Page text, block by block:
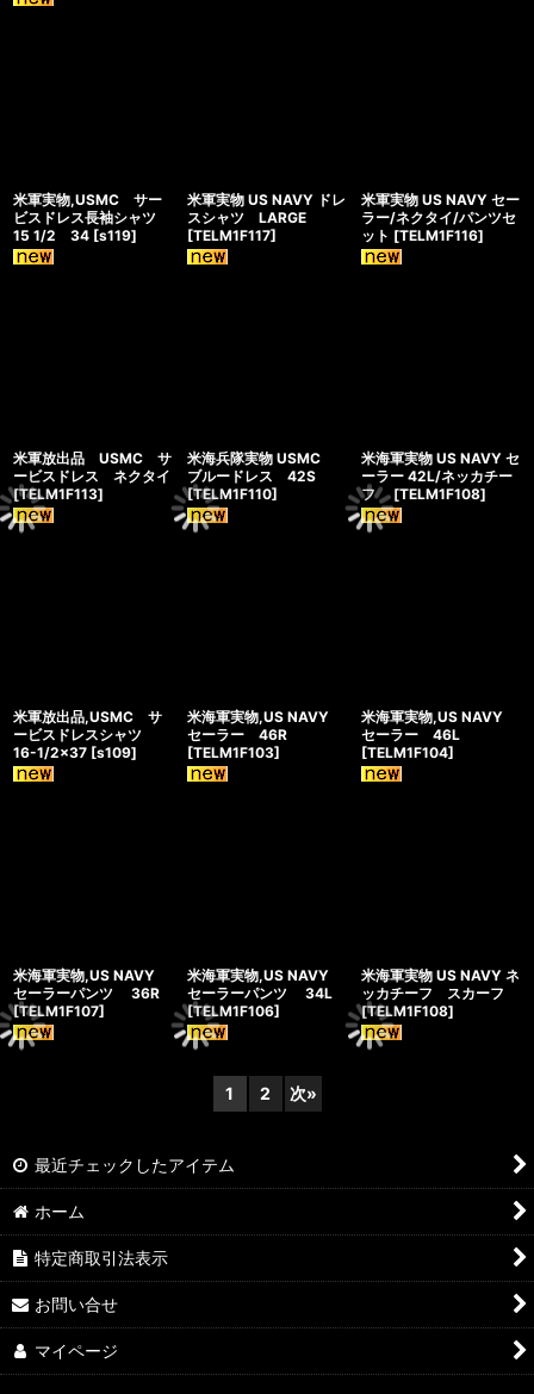
米軍実物,USMC サー
ビスドレス長袖シャツ
15 1/2 34 [s119]
米軍実物 US NAVY ドレ
スシャツ LARGE
[TELM1F117]
米軍実物 US NAVY セー
ラー/ネクタイ/パンツセ
ット [TELM1F116]
米軍放出品 USMC サ
ービスドレス ネクタイ
[TELM1F113]
米海兵隊実物 USMC
ブルードレス 42S
[TELM1F110]
米海軍実物 US NAVY セ
ーラー 42L/ネッカチー
フ [TELM1F108]
米軍放出品,USMC サ
ービスドレスシャツ
16-1/2×37 [s109]
米海軍実物,US NAVY
セーラー 46R
[TELM1F103]
米海軍実物,US NAVY
セーラー 46L
[TELM1F104]
米海軍実物,US NAVY
セーラーパンツ 36R
[TELM1F107]
米海軍実物,US NAVY
セーラーパンツ 34L
[TELM1F106]
米海軍実物 US NAVY ネ
ッカチーフ スカーフ
[TELM1F108]
1 2 次»
最近チェックしたアイテム
ホーム
特定商取引法表示
お問い合せ
マイページ